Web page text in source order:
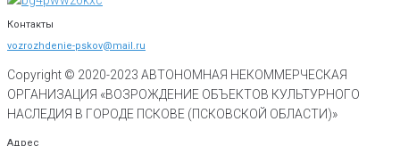
Контакты
vozrozhdenie-pskov@mail.ru
Copyright © 2020-2023 АВТОНОМНАЯ НЕКОММЕРЧЕСКАЯ
ОРГАНИЗАЦИЯ «ВОЗРОЖДЕНИЕ ОБЪЕКТОВ КУЛЬТУРНОГО
НАСЛЕДИЯ В ГОРОДЕ ПСКОВЕ (ПСКОВСКОЙ ОБЛАСТИ)»
Адрес